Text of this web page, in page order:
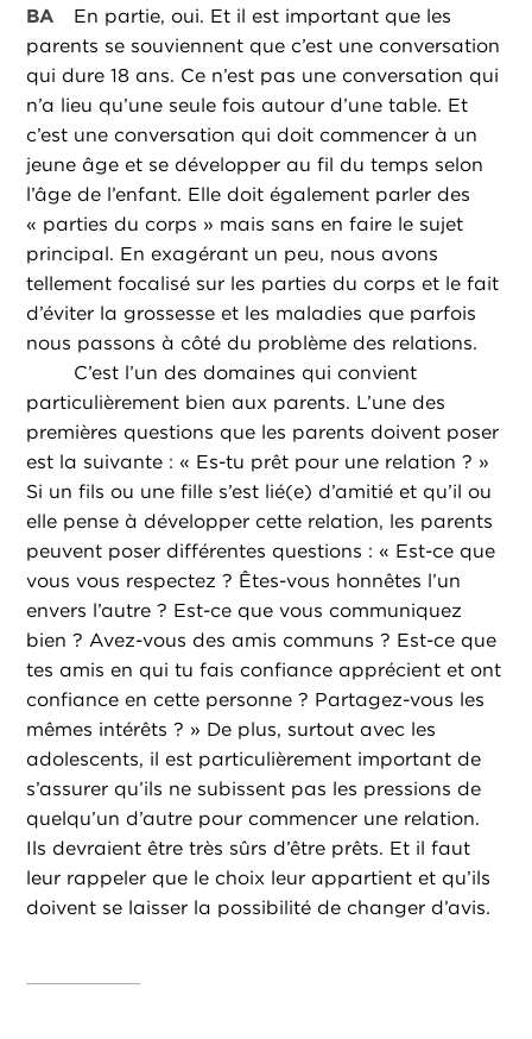
BA
En partie, oui. Et il est important que les
parents se souviennent que c’est une conversation
qui dure 18 ans. Ce n’est pas une conversation qui
n’a lieu qu’une seule fois autour d’une table. Et
c’est une conversation qui doit commencer à un
jeune âge et se développer au fil du temps selon
l’âge de l’enfant. Elle doit également parler des
« parties du corps » mais sans en faire le sujet
principal. En exagérant un peu, nous avons
tellement focalisé sur les parties du corps et le fait
d’éviter la grossesse et les maladies que parfois
nous passons à côté du problème des relations.
C’est l’un des domaines qui convient
particulièrement bien aux parents. L’une des
premières questions que les parents doivent poser
est la suivante : « Es-tu prêt pour une relation ? »
Si un fils ou une fille s’est lié(e) d’amitié et qu’il ou
elle pense à développer cette relation, les parents
peuvent poser différentes questions : « Est-ce que
vous vous respectez ? Êtes-vous honnêtes l’un
envers l’autre ? Est-ce que vous communiquez
bien ? Avez-vous des amis communs ? Est-ce que
tes amis en qui tu fais confiance apprécient et ont
confiance en cette personne ? Partagez-vous les
mêmes intérêts ? » De plus, surtout avec les
adolescents, il est particulièrement important de
s’assurer qu’ils ne subissent pas les pressions de
quelqu’un d’autre pour commencer une relation.
Ils devraient être très sûrs d’être prêts. Et il faut
leur rappeler que le choix leur appartient et qu’ils
doivent se laisser la possibilité de changer d’avis.